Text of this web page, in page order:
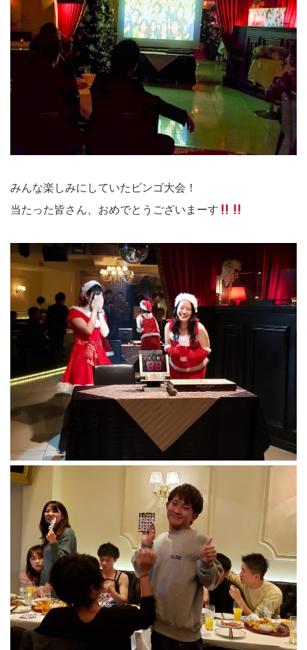
みんな楽しみにしていたビンゴ大会！
当たった皆さん、おめでとうございまーす